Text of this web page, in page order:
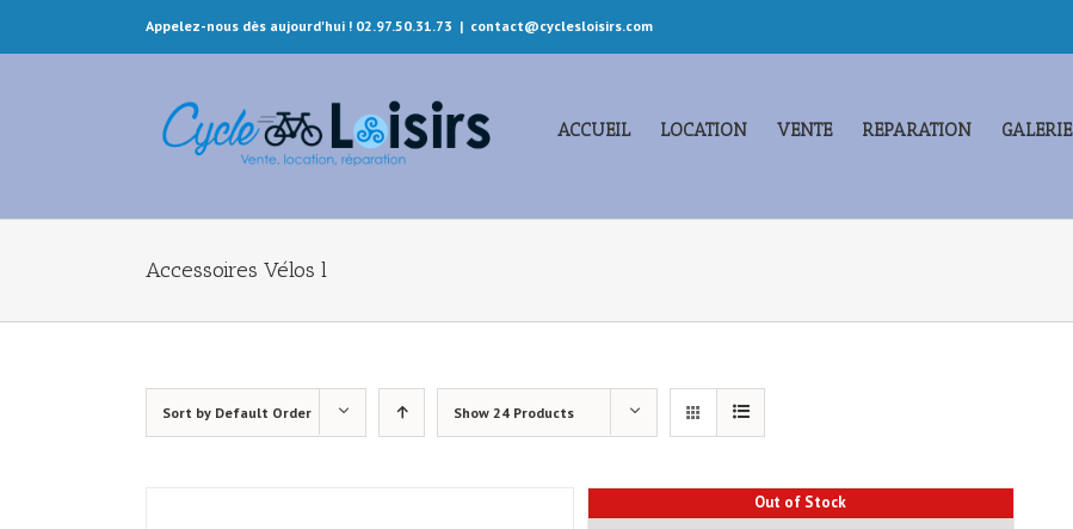
Appelez-nous dès aujourd'hui ! 02.97.50.31.73 | contact@cyclesloisirs.com
ACCUEIL LOCATION VENTE REPARATION GALERIE
Accessoires Vélos l
Sort by Default Order Show 24 Products
Out of Stock